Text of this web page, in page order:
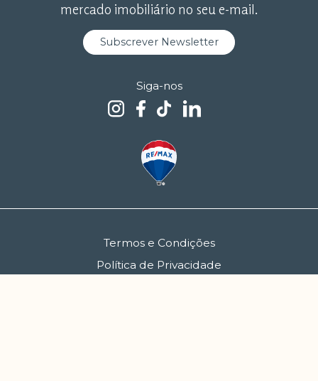
mercado imobiliário no seu e-mail.
Subscrever Newsletter
Siga-nos
Termos e Condições
Política de Privacidade